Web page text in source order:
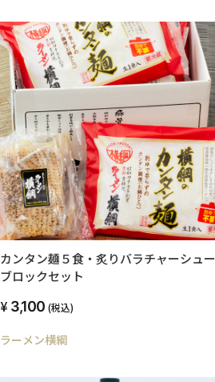
カンタン麺５食・炙りバラチャーシュー
ブロックセット
3,100 (税込)
ラーメン横綱